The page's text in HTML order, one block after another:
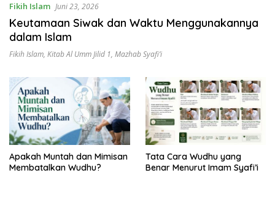
Fikih Islam Juni 23, 2026
Keutamaan Siwak dan Waktu Menggunakannya
dalam Islam
Fikih Islam, Kitab Al Umm Jilid 1, Mazhab Syafi’i
Apakah Muntah dan Mimisan
Membatalkan Wudhu?
Tata Cara Wudhu yang
Benar Menurut Imam Syafi’i